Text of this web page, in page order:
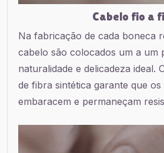
Cabelo fio a
Na fabricação de cada boneca
cabelo são colocados um a um
naturalidade e delicadeza ideal.
de fibra sintética garante que os
embaracem e permaneçam